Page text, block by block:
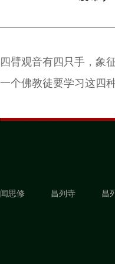
四臂观音有四只手，象
一个佛教徒要学习这四
闻思修 昌列寺 昌